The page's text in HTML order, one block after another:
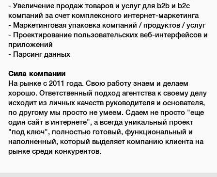
- Увеличение продаж товаров и услуг для b2b и b2c
компаний за счет комплексного интернет-маркетинга
- Маркетинговая упаковка компаний / продуктов / услуг
- Проектирование пользовательских веб-интерфейсов и
приложений
- Парсинг данных
Сила компании
На рынке с 2011 года. Свою работу знаем и делаем
хорошо. Ответственный подход агентства к своему делу
исходит из личных качеств руководителя и основателя,
по другому мы просто не умеем. Сдаем не просто "еще
один сайт в интернете", а всегда уникальный проект
"под ключ", полностью готовый, функциональный и
наполненный, который выделяет компанию клиента на
рынке среди конкурентов.